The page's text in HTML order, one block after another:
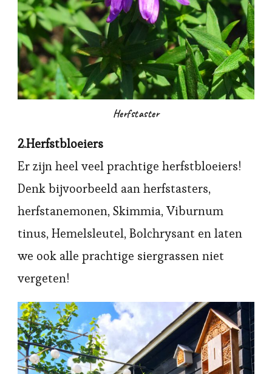
Herfstaster
2.Herfstbloeiers
Er zijn heel veel prachtige herfstbloeiers!
Denk bijvoorbeeld aan herfstasters,
herfstanemonen, Skimmia, Viburnum
tinus, Hemelsleutel, Bolchrysant en laten
we ook alle prachtige siergrassen niet
vergeten!